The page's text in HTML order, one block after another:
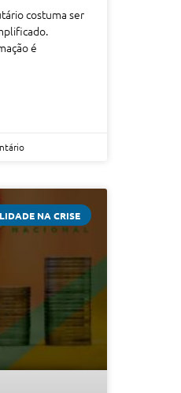
costuma ser
é
NA CRISE